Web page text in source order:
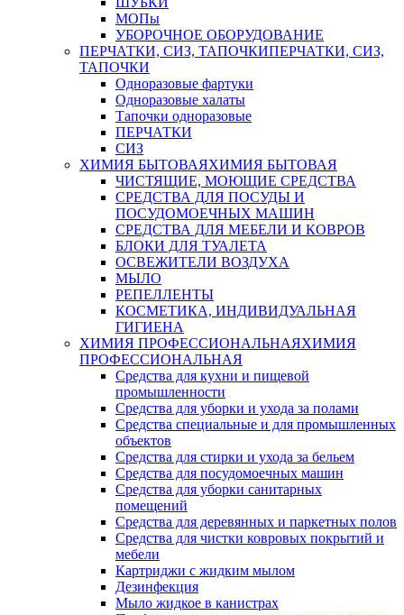
МОПы
УБОРОЧНОЕ ОБОРУДОВАНИЕ
ПЕРЧАТКИ, СИЗ, ТАПОЧКИПЕРЧАТКИ, СИЗ,
ТАПОЧКИ
Одноразовые фартуки
Одноразовые халаты
Тапочки одноразовые
ПЕРЧАТКИ
СИЗ
ХИМИЯ БЫТОВАЯХИМИЯ БЫТОВАЯ
ЧИСТЯЩИЕ, МОЮЩИЕ СРЕДСТВА
СРЕДСТВА ДЛЯ ПОСУДЫ И
ПОСУДОМОЕЧНЫХ МАШИН
СРЕДСТВА ДЛЯ МЕБЕЛИ И КОВРОВ
БЛОКИ ДЛЯ ТУАЛЕТА
ОСВЕЖИТЕЛИ ВОЗДУХА
МЫЛО
РЕПЕЛЛЕНТЫ
КОСМЕТИКА, ИНДИВИДУАЛЬНАЯ
ГИГИЕНА
ХИМИЯ ПРОФЕССИОНАЛЬНАЯХИМИЯ
ПРОФЕССИОНАЛЬНАЯ
Средства для кухни и пищевой
промышленности
Средства для уборки и ухода за полами
Средства специальные и для промышленных
объектов
Средства для стирки и ухода за бельем
Средства для посудомоечных машин
Средства для уборки санитарных
помещений
Средства для деревянных и паркетных полов
Средства для чистки ковровых покрытий и
мебели
Картриджи с жидким мылом
Дезинфекция
Мыло жидкое в канистрах